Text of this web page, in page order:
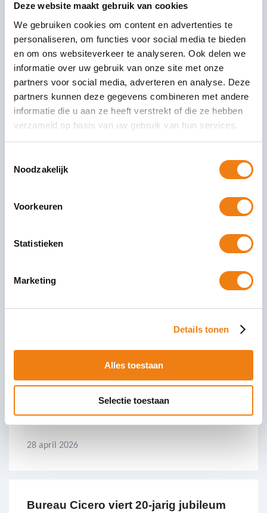
Deze website maakt gebruik van cookies
We gebruiken cookies om content en advertenties te
personaliseren, om functies voor social media te bieden
en om ons websiteverkeer te analyseren. Ook delen we
informatie over uw gebruik van onze site met onze
partners voor social media, adverteren en analyse. Deze
partners kunnen deze gegevens combineren met andere
informatie die u aan ze heeft verstrekt of die ze hebben
verzameld op basis van uw gebruik van hun services.
Noodzakelijk
Voorkeuren
Statistieken
Marketing
Details tonen
Alles toestaan
Selectie toestaan
FlexNieuws TOP 100
flexbranche staat voor een nieuwe realiteit. De
Wat betekent dit voor startende ondernemers en
28 april 2026
Bureau Cicero viert 20-jarig jubileum